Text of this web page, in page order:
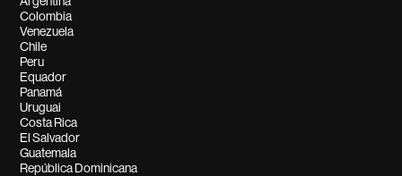
Colombia
Venezuela
Chile
Peru
Equador
Panamá
Uruguai
Costa Rica
El Salvador
Guatemala
República Dominicana